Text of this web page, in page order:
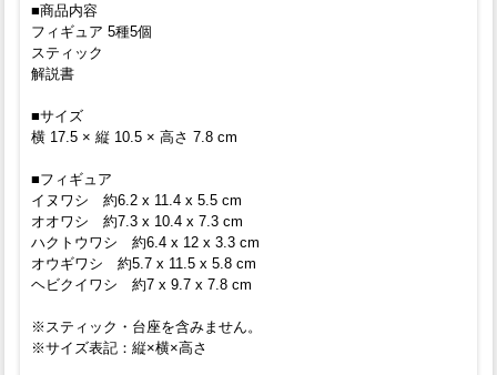
■商品内容
フィギュア 5種5個
スティック
解説書
■サイズ
横 17.5 × 縦 10.5 × 高さ 7.8 cm
■フィギュア
イヌワシ 約6.2 x 11.4 x 5.5 cm
オオワシ 約7.3 x 10.4 x 7.3 cm
ハクトウワシ 約6.4 x 12 x 3.3 cm
オウギワシ 約5.7 x 11.5 x 5.8 cm
ヘビクイワシ 約7 x 9.7 x 7.8 cm
※スティック・台座を含みません。
※サイズ表記：縦×横×高さ